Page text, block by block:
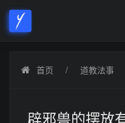
首页 道教法事
辟邪兽的摆放